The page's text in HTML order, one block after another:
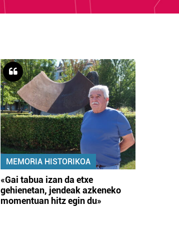
MEMORIA HISTORIKOA
«Gai tabua izan da etxe
gehienetan, jendeak azkeneko
momentuan hitz egin du»